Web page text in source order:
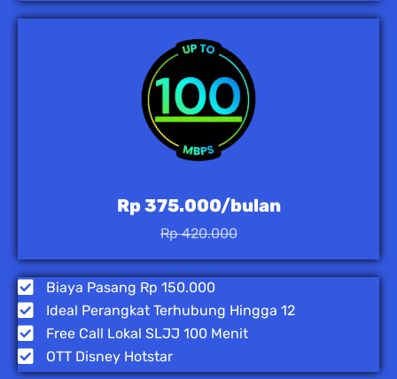
Rp 375.000/bulan
Rp 420.000
Biaya Pasang Rp 150.000
Ideal Perangkat Terhubung Hingga 12
Free Call Lokal SLJJ 100 Menit
OTT Disney Hotstar